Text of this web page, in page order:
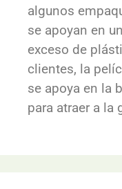
algunos
se apoyan en
exceso de
clientes, la
se apoya en la
para atraer a la